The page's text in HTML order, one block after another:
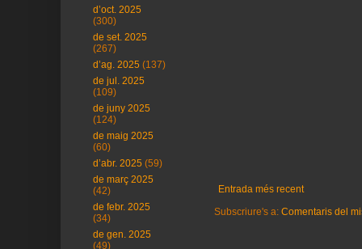
Entrada més recent
Subscriure's a: Comentaris del
d’oct. 2025
(300)
de set. 2025
(267)
d’ag. 2025 (137)
de jul. 2025
(109)
de juny 2025
(124)
de maig 2025
(60)
d’abr. 2025 (59)
de març 2025
(42)
de febr. 2025
(34)
de gen. 2025
(49)